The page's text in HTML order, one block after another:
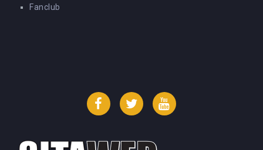
Fanclub
FacebookTwitter YouTube